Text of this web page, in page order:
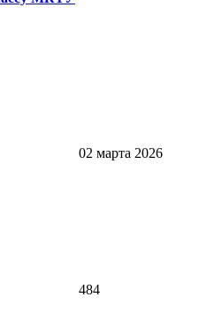
02 марта 2026
484